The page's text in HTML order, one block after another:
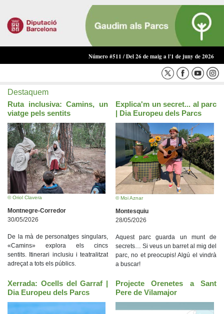
Número #511 / Del 26 de maig a l'1 de juny de 2026
Destaquem
Ruta inclusiva: Camins, un
viatge pels sentits
© Oriol Clavera
Montnegre-Corredor
30/05/2026
De la mà de personatges singulars,
«Camins» explora els cincs
sentits. Itinerari inclusiu i teatralitzat
adreçat a tots els públics.
Explica'm un secret... al parc
| Dia Europeu dels Parcs
© Moi Aznar
Montesquiu
28/05/2026
Aquest parc guarda un munt de
secrets… Si veus un barret al mig del
parc, no et preocupis! Algú el vindrà
a buscar!
Xerrada: Ocells del Garraf |
Dia Europeu dels Parcs
Projecte Orenetes a Sant
Pere de Vilamajor